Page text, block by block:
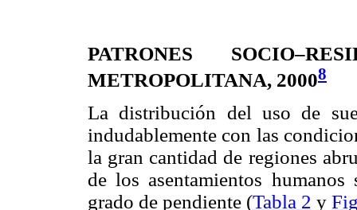
PATRONES
METROPOLITANA, 20008
La distribución del uso de
indudablemente con las
la gran cantidad de regiones
de los asentamientos
grado de pendiente (Tabla 2 y